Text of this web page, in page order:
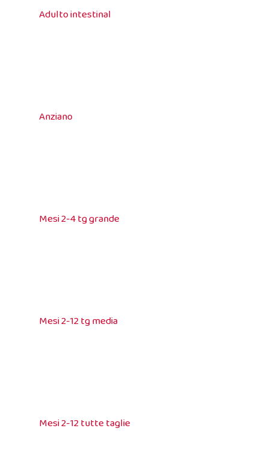
Adulto intestinal
Anziano
Mesi 2-4 tg grande
Mesi 2-12 tg media
Mesi 2-12 tutte taglie